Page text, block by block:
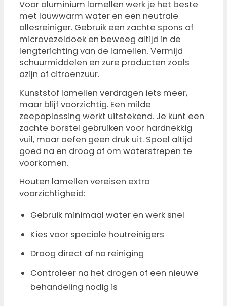
Voor aluminium lamellen werk je het beste
met lauwwarm water en een neutrale
allesreiniger. Gebruik een zachte spons of
microvezeldoek en beweeg altijd in de
lengterichting van de lamellen. Vermijd
schuurmiddelen en zure producten zoals
azijn of citroenzuur.
Kunststof lamellen verdragen iets meer,
maar blijf voorzichtig. Een milde
zeepoplossing werkt uitstekend. Je kunt een
zachte borstel gebruiken voor hardnekkig
vuil, maar oefen geen druk uit. Spoel altijd
goed na en droog af om waterstrepen te
voorkomen.
Houten lamellen vereisen extra
voorzichtigheid:
Gebruik minimaal water en werk snel
Kies voor speciale houtreinigers
Droog direct af na reiniging
Controleer na het drogen of een nieuwe
behandeling nodig is